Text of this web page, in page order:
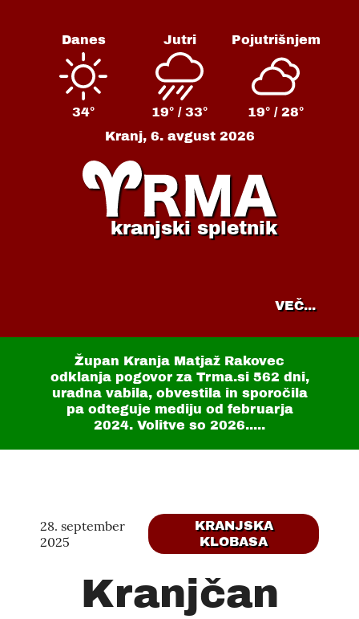
Danes
34°
Jutri
19° / 33°
Pojutrišnjem
19° / 28°
Kranj, 6. avgust 2026
kranjski spletnik
VEČ...
Župan Kranja Matjaž Rakovec
odklanja pogovor za Trma.si 562 dni,
uradna vabila, obvestila in sporočila
pa odteguje mediju od februarja
2024. Volitve so 2026.....
28. september
2025
KRANJSKA
KLOBASA
Kranjčan